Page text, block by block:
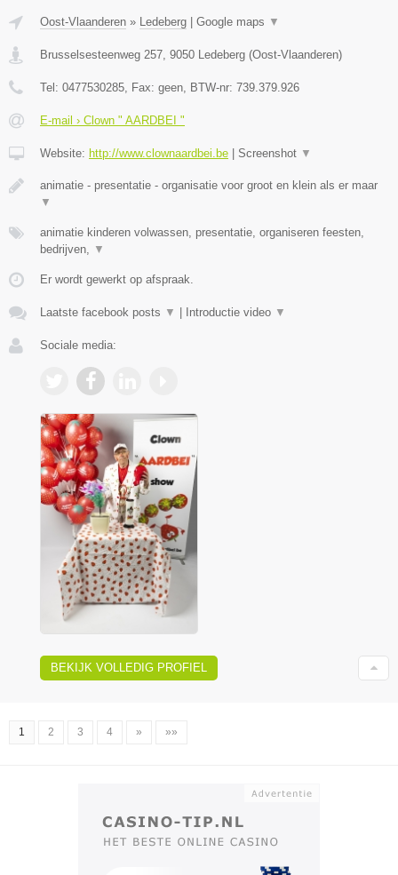
Oost-Vlaanderen » Ledeberg Google maps ▼
Brusselsesteenweg 257, 9050 Ledeberg (Oost-Vlaanderen)
Tel: 0477530285, Fax: geen, BTW-nr: 739.379.926
E-mail › Clown " AARDBEI "
Website: http://www.clownaardbei.be Screenshot ▼
animatie - presentatie - organisatie voor groot en klein als er maar
▼
animatie kinderen volwassen, presentatie, organiseren feesten,
bedrijven, ▼
Er wordt gewerkt op afspraak.
Laatste facebook posts ▼ Introductie video ▼
Sociale media:
BEKIJK VOLLEDIG PROFIEL
1 2 3 4 » »»